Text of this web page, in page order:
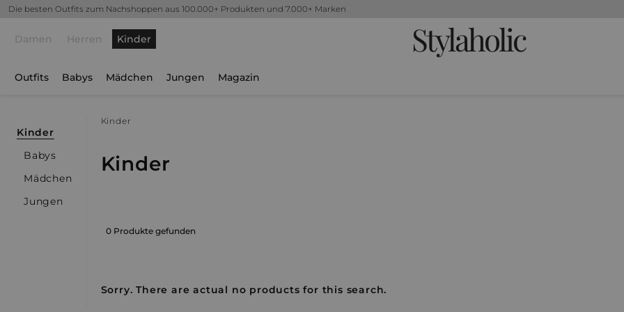
Die besten Outfits zum Nachshoppen aus 100.000+ Produkten und 7.000+ Marken
Damen Herren Kinder Stylaholic
Outfits Babys Mädchen Jungen Magazin
Kinder
Babys
Mädchen
Jungen
Kinder
Kinder
0 Produkte gefunden
Sorry. There are actual no products for this search.